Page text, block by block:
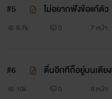
#5 ไม่อยากฟังข้อแก้ตัว
9.7k 0 7 หน้า
#6 ตื่นอีกทีก็อยู่บนเตียง
10k 0 8 หน้า